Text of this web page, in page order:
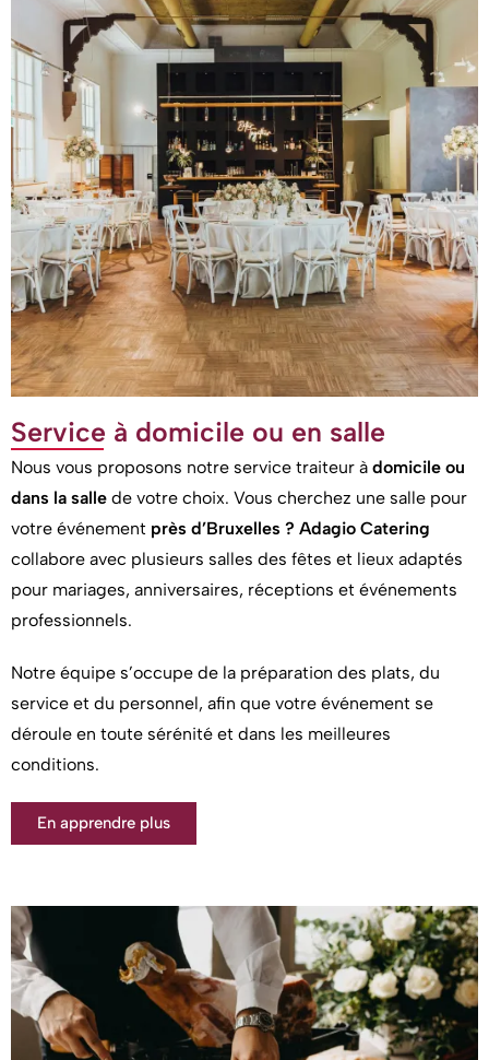
Service à domicile ou en salle
Nous vous proposons notre service traiteur à domicile ou
dans la salle de votre choix. Vous cherchez une salle pour
votre événement près d’Bruxelles ? Adagio Catering
collabore avec plusieurs salles des fêtes et lieux adaptés
pour mariages, anniversaires, réceptions et événements
professionnels.
Notre équipe s’occupe de la préparation des plats, du
service et du personnel, afin que votre événement se
déroule en toute sérénité et dans les meilleures
conditions.
En apprendre plus